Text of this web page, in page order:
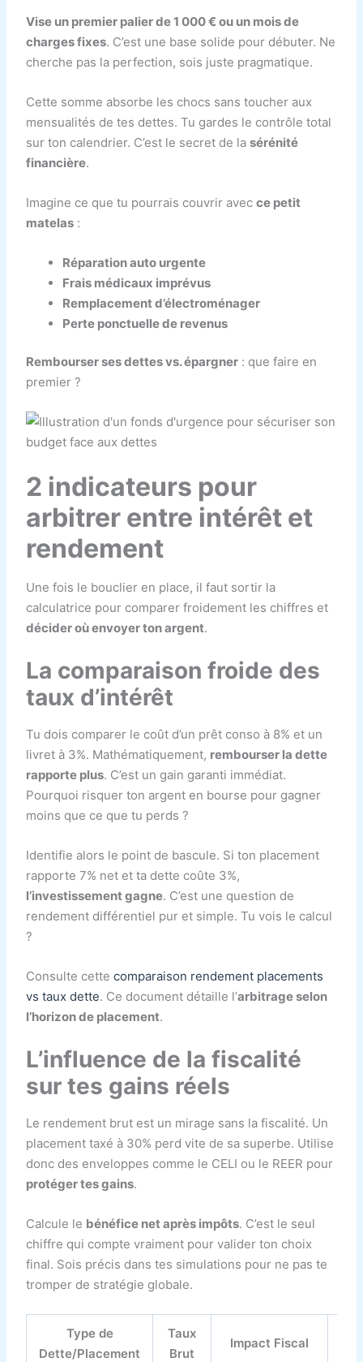
Vise un premier palier de 1 000 € ou un mois de
charges fixes. C’est une base solide pour débuter. Ne
cherche pas la perfection, sois juste pragmatique.
Cette somme absorbe les chocs sans toucher aux
mensualités de tes dettes. Tu gardes le contrôle total
sur ton calendrier. C’est le secret de lasérénité
financière.
Imagine ce que tu pourrais couvrir avecce petit
matelas :
Réparation auto urgente
Frais médicaux imprévus
Remplacement d’électroménager
Perte ponctuelle de revenus
Rembourser ses dettes vs. épargner : que faire en
premier ?
2 indicateurs pour
arbitrer entre intérêt et
rendement
Une fois le bouclier en place, il faut sortir la
calculatrice pour comparer froidement les chiffres et
décider où envoyer ton argent.
La comparaison froide des
taux d’intérêt
Tu dois comparer le coût d’un prêt conso à 8% et un
livret à 3%. Mathématiquement, rembourser la dette
rapporte plus. C’est un gain garanti immédiat.
Pourquoi risquer ton argent en bourse pour gagner
moins que ce que tu perds ?
Identifie alors le point de bascule. Si ton placement
rapporte 7% net et ta dette coûte 3%,
l’investissement gagne. C’est une question de
rendement différentiel pur et simple. Tu vois le calcul
?
Consulte cettecomparaison rendement placements
vs taux dette. Ce document détaille l’arbitrage selon
l’horizon de placement.
L’influence de la fiscalité
sur tes gains réels
Le rendement brut est un mirage sans la fiscalité. Un
placement taxé à 30% perd vite de sa superbe. Utilise
donc des enveloppes comme le CELI ou le REER pour
protéger tes gains.
Calcule le bénéfice net après impôts. C’est le seul
chiffre qui compte vraiment pour valider ton choix
final. Sois précis dans tes simulations pour ne pas te
tromper de stratégie globale.
Type de
Dette/Placement
Taux
Brut
Impact Fiscal